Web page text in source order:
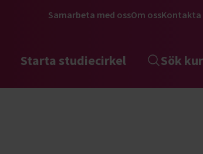
Samarbeta med ossOm ossKontakta
Starta studiecirkel Sök